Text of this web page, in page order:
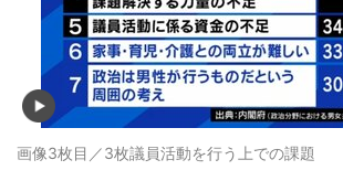
画像3枚目／3枚議員活動を行う上での課題